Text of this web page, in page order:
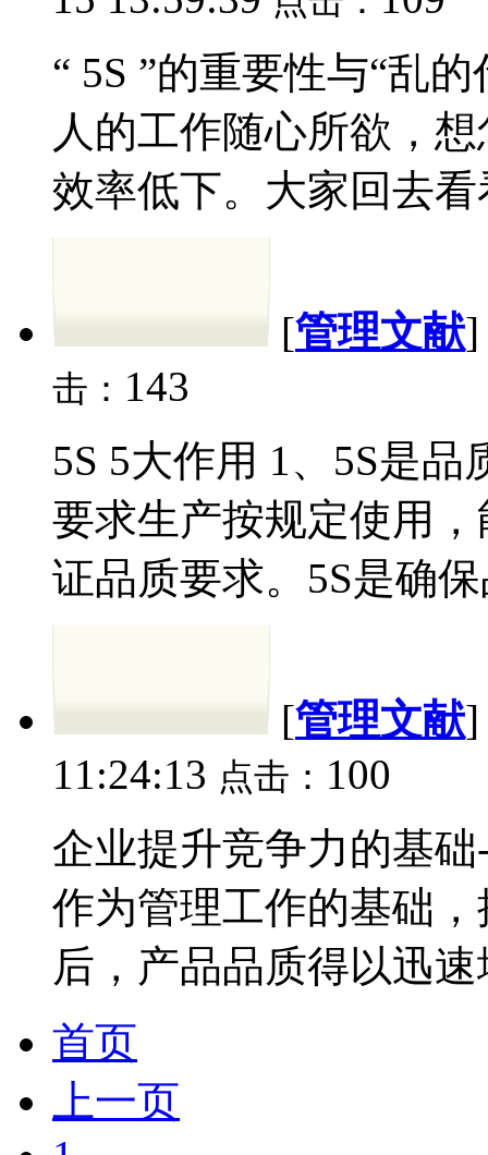
“ 5S ”的重要性与“乱
人的工作随心所欲，
效率低下。大家回去
[管理文献
击： 143
5S 5大作用 1、5S是
要求生产按规定使用
证品质要求。5S是确
[管理文献
11:24:13 点击： 100
企业提升竞争力的基
作为管理工作的基础
后，产品品质得以迅
首页
上一页